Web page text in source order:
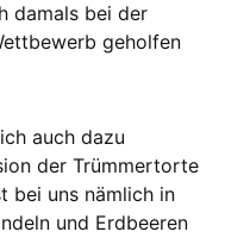
damals bei der
geholfen
auch dazu
der Trümmertorte
bei uns nämlich in
und Erdbeeren